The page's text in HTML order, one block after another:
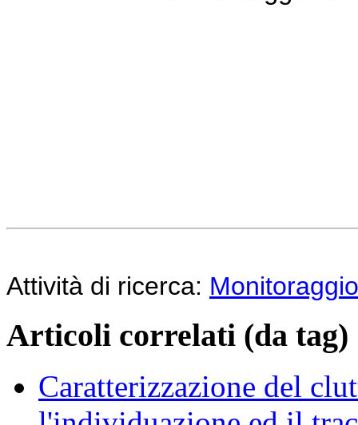
Attività di ricerca:
Articoli correlati (da tag)
Caratterizzazione del